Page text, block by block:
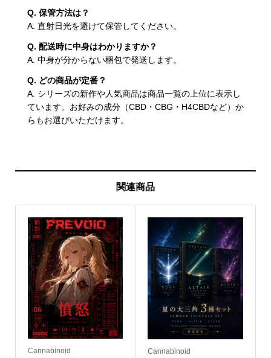
Q. 保管方法は？
A. 直射日光を避けて保管してください。
Q. 配送時に中身はわかりますか？
A. 中身が分からない梱包で発送します。
Q. どの商品が定番？
A. シリーズの新作や人気商品は商品一覧の上位に表示し
ています。お好みの成分（CBD・CBG・H4CBDなど）か
らもお選びいただけます。
関連商品
Cannabinoid Cannabinoid